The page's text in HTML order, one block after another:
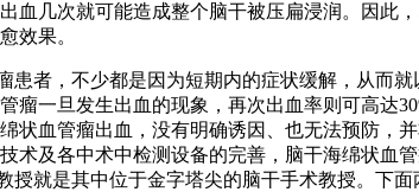
血几次就可能造成整个脑干被压扁浸润。因此
效果。
，不少都是因为短期内的症状缓解，从而
瘤一旦发生出血的现象，再次出血率则可高达
状血管瘤出血，没有明确诱因、也无法预防，
术及各中术中检测设备的完善，脑干海绵状
授就是其中位于金字塔尖的脑干手术教授。下